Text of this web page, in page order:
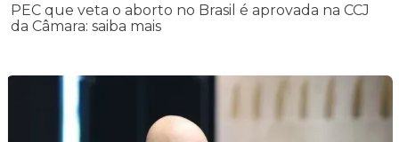
PEC que veta o aborto no Brasil é aprovada na CCJ
da Câmara: saiba mais